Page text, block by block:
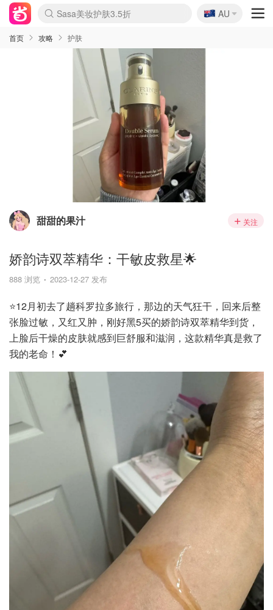
lululemon折扣上新
Sasa美妆护肤3.5折
SSENSE年中3折
FreshBeauty好价汇总
Cettire降价+叠9折
Farfetch折上8折
WWS Coles超市实拍
viagogo二手票捡漏
Myer清仓1折起
The Outnet奢牌1折起
David Jones 3折起
Flannels大牌1折
Perfumes Club护肤1折
AMIRO返校季6.2折
Oweek抽奖送Airpods
Amazon折扣汇总
eToro入金$200送$50
Amazon数码好物
ICONIC本周7.5折
ThedoubleF高奢地板价
Moose Knuckles 6折
丝芙兰5折起
EUFY官网3.7折起
Selenichast首饰2折
Trip机票酒店促销
YSL送5件彩妆礼
Amazon家居好物
BIGBANG巡演开票
David Jones时尚3折
Amazon美妆护肤
雅漾大喷$8
过敏原检测盒$33
伊索独家赠50ml沐浴露
科颜氏清仓3折
SEALIFE海洋馆门票6折
丝塔芙大白罐$16
订阅Newsletter送香薰
Cult Beauty 6.8折
Harrods圣诞日历2.3折
LN-CC奢牌私促3折
d'Alba空姐喷雾$16
EVE LOM套装逆天2折
Bernardelli独家4折
Adore Beauty 6折起
CT圣诞日历
Mytheresa奢品2.7折
Luxury Escapes 9折
Currentbody美容仪9折
MOON Garden Live
ALLSAINTS美衣3折
Roborock扫地机3.7折
Tingo Life水杯$24
Valentino官网5折
CR洗发护发6.3折
修丽可套装7.4折
🇦🇺
AU
首页 攻略 护肤
甜甜的果汁 关注
娇韵诗双萃精华：干敏皮救星🌟
888 浏览 2023-12-27 发布
⭐12月初去了趟科罗拉多旅行，那边的天气狂干，回来后整
张脸过敏，又红又肿，刚好黑5买的娇韵诗双萃精华到货，
上脸后干燥的皮肤就感到巨舒服和滋润，这款精华真是救了
我的老命！💕